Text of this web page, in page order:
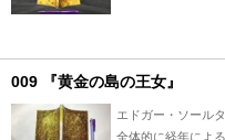
009 『黄金の島の王女』
エドガー・ソール
全体的に経年によ